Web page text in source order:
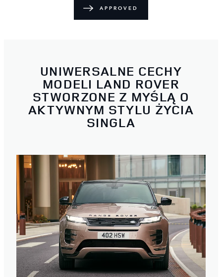
APPROVED
UNIWERSALNE CECHY
MODELI LAND ROVER
STWORZONE Z MYŚLĄ O
AKTYWNYM STYLU ŻYCIA
SINGLA